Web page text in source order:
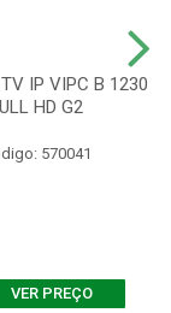
IP VIPC B 1230
HD G2
570041
VER PREÇO